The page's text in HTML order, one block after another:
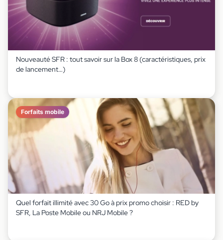
Nouveauté SFR : tout savoir sur la Box 8 (caractéristiques, prix
de lancement…)
Forfaits mobile
Quel forfait illimité avec 30 Go à prix promo choisir : RED by
SFR, La Poste Mobile ou NRJ Mobile ?